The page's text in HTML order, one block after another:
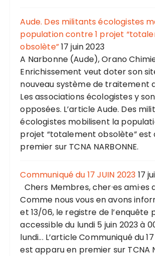
Aude. Des militants écologistes
population contre 1 projet
obsolète”17 juin 2023
A Narbonne (Aude), Orano
Enrichissement veut doter son
nouveau système de traitement
Les associations écologistes y
opposées. L’article Aude. Des
écologistes mobilisent la
projet “totalement obsolète” est
premier sur TCNA NARBONNE.
Communiqué du 17 JUIN 2023 17
Chers Membres, cher·es ami·es
Comme nous vous en avons
et 13/06, le registre de l’enquête
accessible du lundi 5 juin 2023 à
lundi... L’article Communiqué du
est apparu en premier sur TCNA